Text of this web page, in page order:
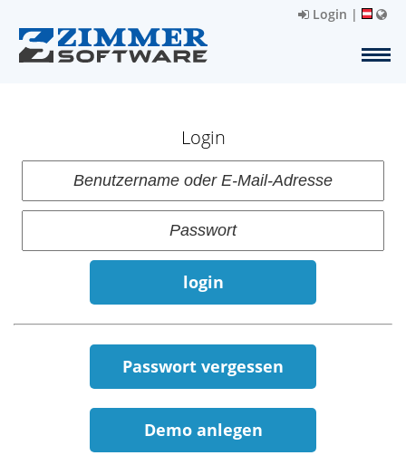
Login |
Login
login
Passwort vergessen
Demo anlegen